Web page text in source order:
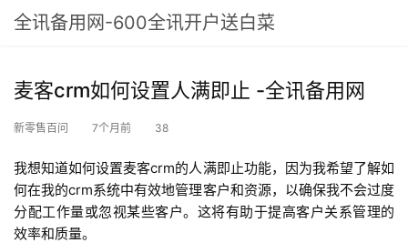
全讯备用网-600全讯开户送白菜
麦客crm如何设置人满即止 -全讯备用网
新零售百问 7个月前 38
我想知道如何设置麦客crm的人满即止功能，因为我希望了解如
何在我的crm系统中有效地管理客户和资源，以确保我不会过度
分配工作量或忽视某些客户。这将有助于提高客户关系管理的
效率和质量。